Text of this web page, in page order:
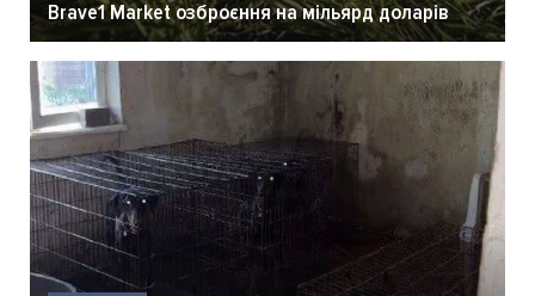
Brave1 Market озброєння на мільярд доларів